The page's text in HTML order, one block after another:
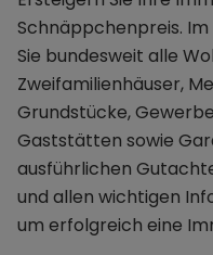
Schnäppchenpreis. Im
Sie bundesweit alle
Zweifamilienhäuser,
Grundstücke,
Gaststätten sowie
ausführlichen
und allen wichtigen
um erfolgreich eine